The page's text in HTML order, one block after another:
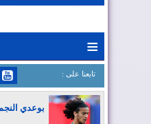
≡
: تابعنا على
بوعدي